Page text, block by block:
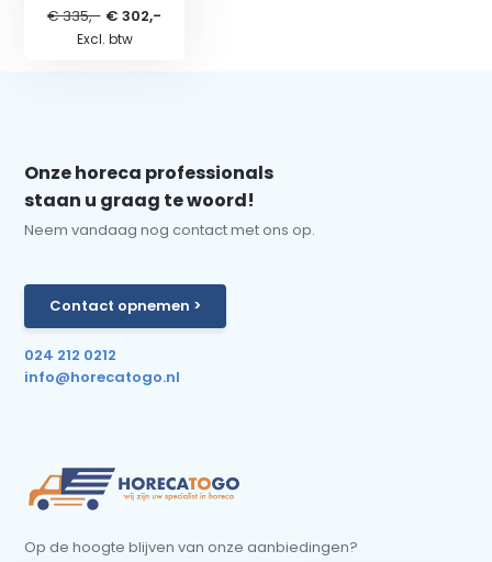
€ 335,- € 302,-
Excl. btw
Onze horeca professionals
staan u graag te woord!
Neem vandaag nog contact met ons op.
Contact opnemen >
024 212 0212
info@horecatogo.nl
Op de hoogte blijven van onze aanbiedingen?